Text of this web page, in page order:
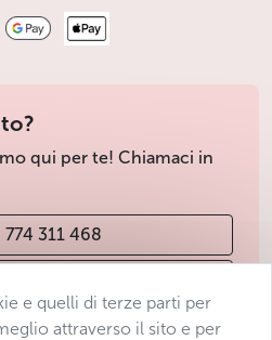
qui per te! Chiamaci in
311 468
e quelli di terze parti per
attraverso il sito e per